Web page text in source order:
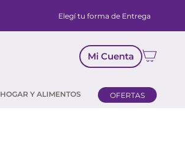
Elegí tu forma de Entrega
Mi Cuenta
HOGAR Y ALIMENTOS OFERTAS